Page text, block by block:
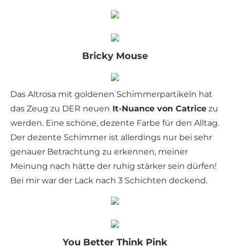
Bricky Mouse
Das Altrosa mit goldenen Schimmerpartikeln hat
das Zeug zu DER neuen It-Nuance von Catrice zu
werden. Eine schöne, dezente Farbe für den Alltag.
Der dezente Schimmer ist allerdings nur bei sehr
genauer Betrachtung zu erkennen, meiner
Meinung nach hätte der ruhig stärker sein dürfen!
Bei mir war der Lack nach 3 Schichten deckend.
You Better Think Pink